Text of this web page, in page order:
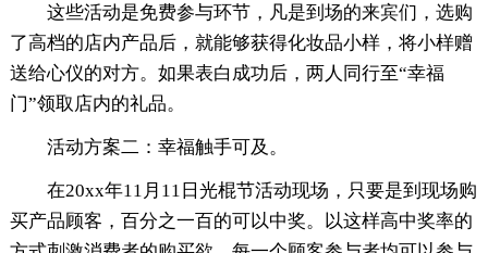
这些活动是免费参与环节，凡是到场的来宾们，选购
了高档的店内产品后，就能够获得化妆品小样，将小样赠
送给心仪的对方。如果表白成功后，两人同行至“幸福
门”领取店内的礼品。
活动方案二：幸福触手可及。
在20xx年11月11日光棍节活动现场，只要是到现场购
买产品顾客，百分之一百的可以中奖。以这样高中奖率的